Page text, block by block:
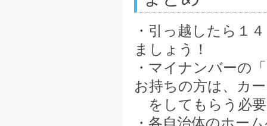
・引っ越したら１
ましょう！
・マイナンバーの
お持ちの方は、カ
をしてもらう必
・各自治体のホー